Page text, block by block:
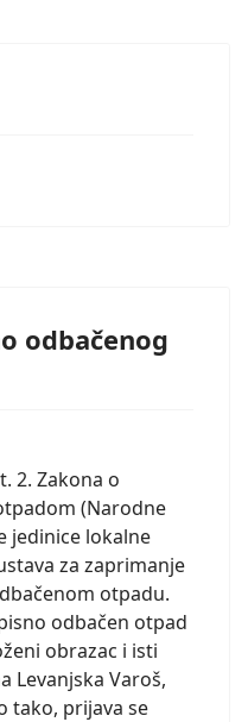
odbačenog
2. Zakona o
(Narodne
jedinice lokalne
za zaprimanje
otpadu.
odbačen otpad
obrazac i isti
Levanjska Varoš,
tako, prijava se